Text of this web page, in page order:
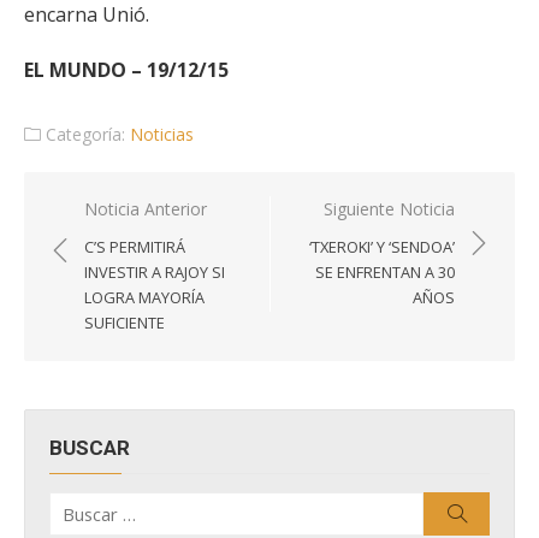
encarna Unió.
EL MUNDO – 19/12/15
Categoría: Noticias
Navegación
de
entradas
Noticia Anterior
C’S PERMITIRÁ
INVESTIR A RAJOY SI
LOGRA MAYORÍA
SUFICIENTE
Siguiente Noticia
‘TXEROKI’ Y ‘SENDOA’
SE ENFRENTAN A 30
AÑOS
BUSCAR
por: